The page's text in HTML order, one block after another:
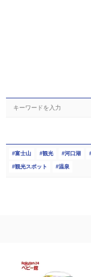
富士山 観光 河口湖
観光スポット 温泉